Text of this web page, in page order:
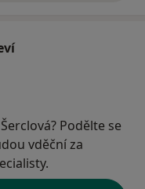
Podělte se
vděční za